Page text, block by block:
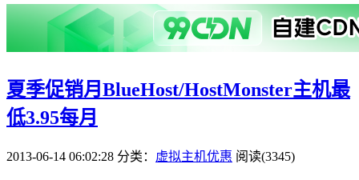
夏季促销月BlueHost/HostMonster主机最
低3.95每月
2013-06-14 06:02:28 分类： 虚拟主机优惠 阅读(3345)